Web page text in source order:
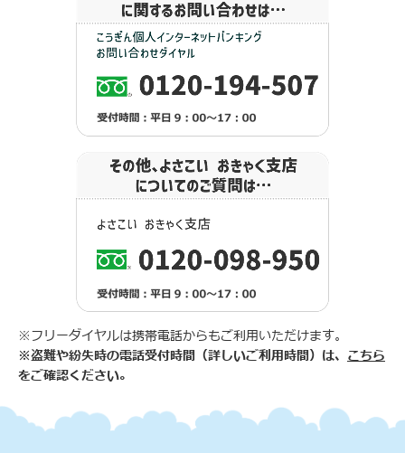
※フリーダイヤルは携帯電話からもご利用いただけます。
※盗難や紛失時の電話受付時間（詳しいご利用時間）は、 こちら
をご確認ください。